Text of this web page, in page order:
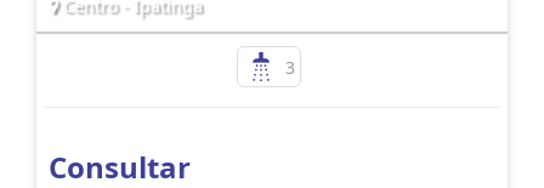
Centro - Ipatinga
3
Consultar